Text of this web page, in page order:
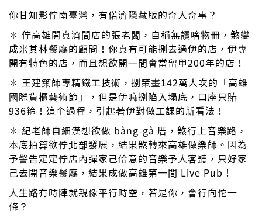
你甘知影佇南臺灣，有偌濟隱藏版的奇人奇事？
✽ 佇高雄開真濟間店的張老闆，自稱無讀啥物冊，煞變
成米其林餐廳的顧問！你真有可能捌去過伊的店，伊專
開有特色的店，而且想欲開一間會當留甲200年的店！
✽ 王建築師專精鐵工技術，捌策畫142萬人次的「高雄
國際貨櫃藝術節」，但是伊嘛捌陷入塌底，口座只賰
936箍！這个過程，引起著伊對做工課的新看法！
✽ 紀老師自細漢想欲做 bàng-gà 厝，煞行上音樂路，
本底拍算欲佇北部發展，結果煞轉來高雄做樂師。因為
予警告定定佇店內彈家己佮意的音樂予人客聽，只好家
己去開音樂餐廳，結果成做高雄第一間 Live Pub！
人生路有時陣就親像平行時空，若是你，會行向佗一
條？